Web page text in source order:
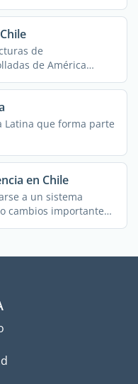
de
de América
Latina que forma parte
en Chile
a un sistema
cambios importantes